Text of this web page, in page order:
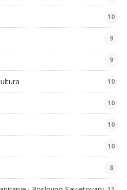
10
9
9
10
10
10
10
8